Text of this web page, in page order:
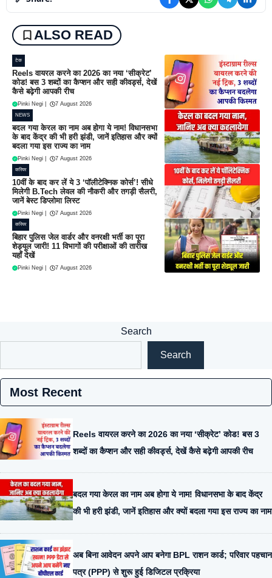
ALSO READ
टेक
Reels वायरल करने का 2026 का नया ‘सीक्रेट’
कोड! बस 3 शब्दों का कैप्शन और सही कीवर्ड्स, देखें
कैसे बढ़ेगी आपकी रीच
Pinki Negi 7 August 2026
NEWS
बदल गया केरल का नाम अब होगा ये नाम! विधानसभा
के बाद केंद्र की भी हरी झंडी, जानें इतिहास और क्यों
बदला गया इस राज्य का नाम
Pinki Negi 7 August 2026
करियर
10वीं के बाद कर लें ये 3 ‘पॉलीटेक्निक कोर्स’! सीधे
मिलेगी B.Tech लेवल की नौकरी और तगड़ी सैलरी,
जानें बेस्ट डिप्लोमा लिस्ट
Pinki Negi 7 August 2026
करियर
बिहार पुलिस जेल वार्डर और वनरक्षी भर्ती का पूरा
शेड्यूल जारी! 11 विभागों की परीक्षाओं की तारीख
यहाँ देखें
Pinki Negi 7 August 2026
Search
Search
Most Recent
Reels वायरल करने का 2026 का नया ‘सीक्रेट’ कोड! बस 3
शब्दों का कैप्शन और सही कीवर्ड्स, देखें कैसे बढ़ेगी आपकी रीच
बदल गया केरल का नाम अब होगा ये नाम! विधानसभा के बाद केंद्र
की भी हरी झंडी, जानें इतिहास और क्यों बदला गया इस राज्य का नाम
अब बिना आवेदन अपने आप बनेगा BPL राशन कार्ड; परिवार पहचान
पत्र (PPP) से शुरू हुई डिजिटल प्रक्रिया